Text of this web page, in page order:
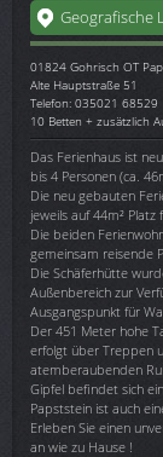
Geografische
01824 Gohrisch OT
Alte Hauptstraße 51
Telefon: 035021 68529
10 Betten + zusätzlich
Das Ferienhaus ist
bis 4 Personen (ca.
Die neu gebauten
jeweils auf 44m² Platz
Die beiden
gemeinsam reisende
Die Schäferhütte
Außenbereich zur
Ausgangspunkt für
Der 451 Meter hohe
erfolgt über Treppen
atemberaubenden
Gipfel befindet sich
Papststein ist auch
Erleben Sie einen
an wie zu Hause !